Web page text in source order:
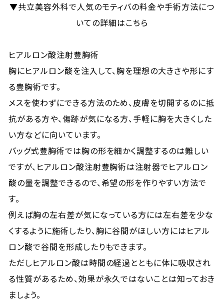
▼共立美容外科で人気のモティバの料金や手術方法につ
いての詳細はこちら
ヒアルロン酸注射豊胸術
胸にヒアルロン酸を注入して、胸を理想の大きさや形にす
る豊胸術です。
メスを使わずにできる方法のため、皮膚を切開するのに抵
抗がある方や、傷跡が気になる方、手軽に胸を大きくした
い方などに向いています。
バッグ式豊胸術では胸の形を細かく調整するのは難しい
ですが、ヒアルロン酸注射豊胸術は注射器でヒアルロン
酸の量を調整できるので、希望の形を作りやすい方法で
す。
例えば胸の左右差が気になっている方には左右差を少な
くするように施術したり、胸に谷間がほしい方にはヒアル
ロン酸で谷間を形成したりもできます。
ただしヒアルロン酸は時間の経過とともに体に吸収され
る性質があるため、効果が永久ではないことは知っておき
ましょう。